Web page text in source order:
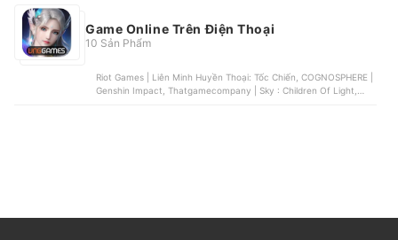
Game Online Trên Điện Thoại
10 Sản Phẩm
Riot Games | Liên Minh Huyền Thoại: Tốc Chiến, COGNOSPHERE |
Genshin Impact, Thatgamecompany | Sky : Children Of Light,